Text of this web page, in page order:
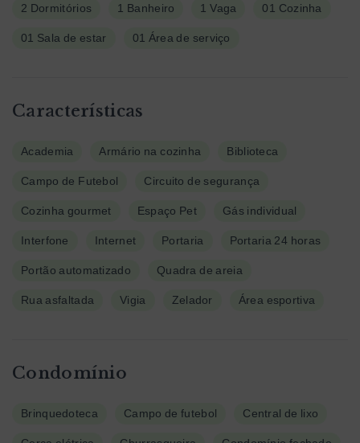
2 Dormitórios 1 Banheiro 1 Vaga 01 Cozinha
01 Sala de estar 01 Área de serviço
Características
Academia Armário na cozinha Biblioteca
Campo de Futebol Circuito de segurança
Cozinha gourmet Espaço Pet Gás individual
Interfone Internet Portaria Portaria 24 horas
Portão automatizado Quadra de areia
Rua asfaltada Vigia Zelador Área esportiva
Condomínio
Brinquedoteca Campo de futebol Central de lixo